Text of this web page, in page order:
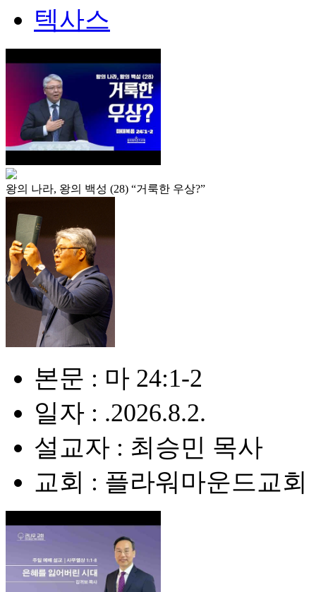
텍사스
왕의 나라, 왕의 백성 (28) “거룩한 우상?”
본문 : 마 24:1-2
일자 : .2026.8.2.
설교자 : 최승민 목사
교회 : 플라워마운드교회